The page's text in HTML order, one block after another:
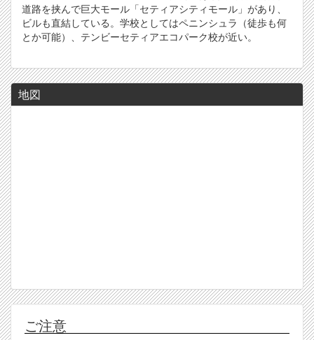
道路を挟んで巨大モール「セティアシティモール」があり、
ビルも直結している。学校としてはペニンシュラ（徒歩も何
とか可能）、テンビーセティアエコパーク校が近い。
地図
ご注意